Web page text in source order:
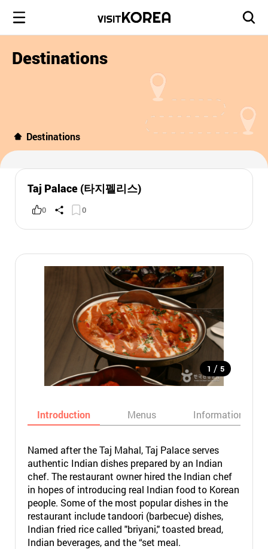
Destinations
Destinations
Taj Palace (타지펠리스)
0 0
1 / 5
Introduction Menus Informations
Named after the Taj Mahal, Taj Palace serves
authentic Indian dishes prepared by an Indian
chef. The restaurant owner hired the Indian chef
in hopes of introducing real Indian food to Korean
people. Some of the most popular dishes in the
restaurant include tandoori (barbecue) dishes,
Indian fried rice called "briyani," toasted bread,
Indian beverages, and the “set meal.